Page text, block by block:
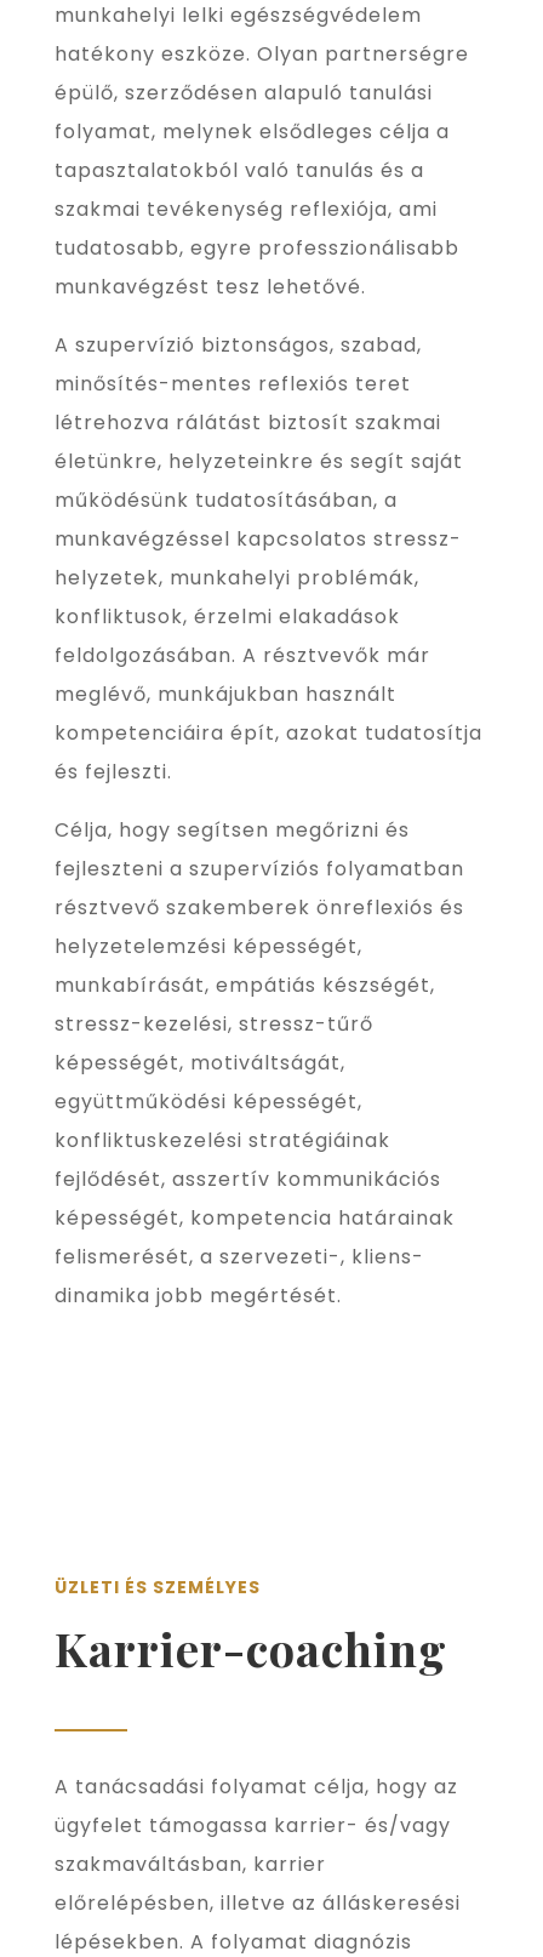
munkahelyi lelki egészségvédelem
hatékony eszköze. Olyan partnerségre
épülő, szerződésen alapuló tanulási
folyamat, melynek elsődleges célja a
tapasztalatokból való tanulás és a
szakmai tevékenység reflexiója, ami
tudatosabb, egyre professzionálisabb
munkavégzést tesz lehetővé.
A szupervízió biztonságos, szabad,
minősítés-mentes reflexiós teret
létrehozva rálátást biztosít szakmai
életünkre, helyzeteinkre és segít saját
működésünk tudatosításában, a
munkavégzéssel kapcsolatos stressz-
helyzetek, munkahelyi problémák,
konfliktusok, érzelmi elakadások
feldolgozásában. A résztvevők már
meglévő, munkájukban használt
kompetenciáira épít, azokat tudatosítja
és fejleszti.
Célja, hogy segítsen megőrizni és
fejleszteni a szupervíziós folyamatban
résztvevő szakemberek önreflexiós és
helyzetelemzési képességét,
munkabírását, empátiás készségét,
stressz-kezelési, stressz-tűrő
képességét, motiváltságát,
együttműködési képességét,
konfliktuskezelési stratégiáinak
fejlődését, asszertív kommunikációs
képességét, kompetencia határainak
felismerését, a szervezeti-, kliens-
dinamika jobb megértését.
ÜZLETI ÉS SZEMÉLYES
Karrier-coaching
A tanácsadási folyamat célja, hogy az
ügyfelet támogassa karrier- és/vagy
szakmaváltásban, karrier
előrelépésben, illetve az álláskeresési
lépésekben. A folyamat diagnózis